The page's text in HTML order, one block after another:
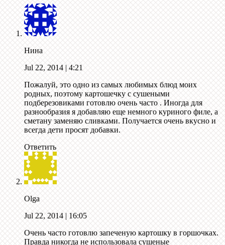
Нина
Jul 22, 2014| 4:21
Пожалуй, это одно из самых любимых блюд моих
родных, поэтому картошечку с сушеными
подберезовиками готовлю очень часто . Иногда для
разнообразия я добавляю еще немного куриного филе, а
сметану заменяю сливками. Получается очень вкусно и
всегда дети просят добавки.
Ответить
Olga
Jul 22, 2014| 16:05
Очень часто готовлю запеченую картошку в горшочках.
Правда никогда не использовала сушеные